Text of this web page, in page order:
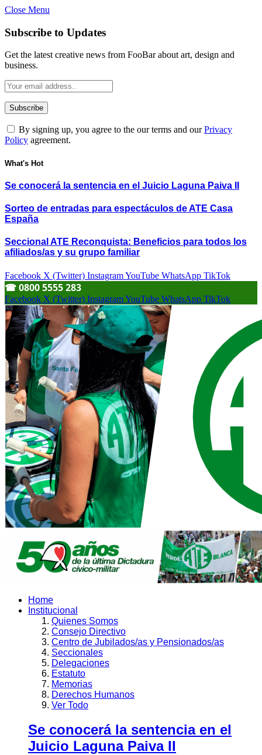
Close Menu
Subscribe to Updates
Get the latest creative news from FooBar about art, design and
business.
By signing up, you agree to the our terms and ourPrivacy
Policy agreement.
What's Hot
Se conocerá la sentencia en el Juicio Laguna Paiva II
Sorteo de entradas para espectáculos de ATE Casa
España
Seccional ATE Reconquista: Beneficios para todos los
afiliados/as y su grupo familiar
Facebook X (Twitter) InstagramYouTube WhatsApp TikTok
☎︎ 0800 5555 283
Facebook X (Twitter) InstagramYouTube WhatsApp TikTok
Home
Institucional
Quienes Somos
Consejo Directivo
Centro de Jubilados/as y Pensionados/as
Seccionales
Delegaciones
Estatuto
Memorias
Derechos Humanos
Ver Todo
Se conocerá la sentencia en el
Juicio Laguna Paiva II